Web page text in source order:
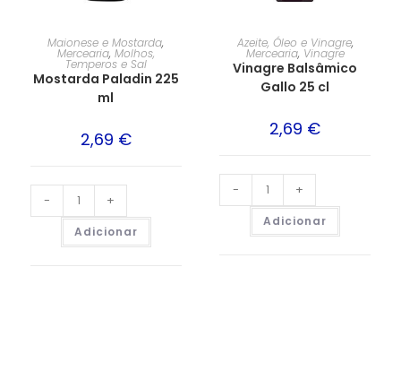
Maionese e Mostarda,
Mercearia, Molhos,
Temperos e Sal
Mostarda Paladin 225
ml
2,69 €
- +
Adicionar
Azeite, Óleo e Vinagre,
Mercearia, Vinagre
Vinagre Balsâmico
Gallo 25 cl
2,69 €
- +
Adicionar